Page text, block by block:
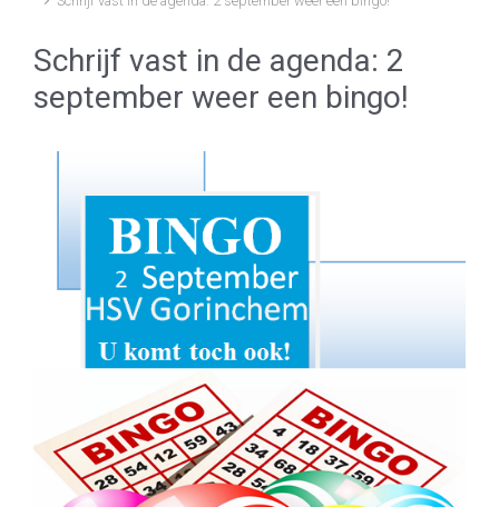
Schrijf vast in de agenda: 2
september weer een bingo!